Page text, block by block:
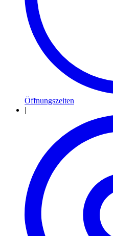
Öffnungszeiten
|